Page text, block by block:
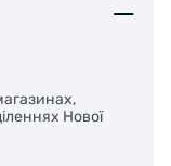
Нової